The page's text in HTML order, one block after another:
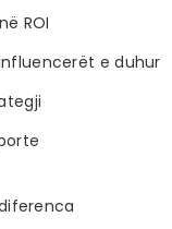
ROI
e duhur